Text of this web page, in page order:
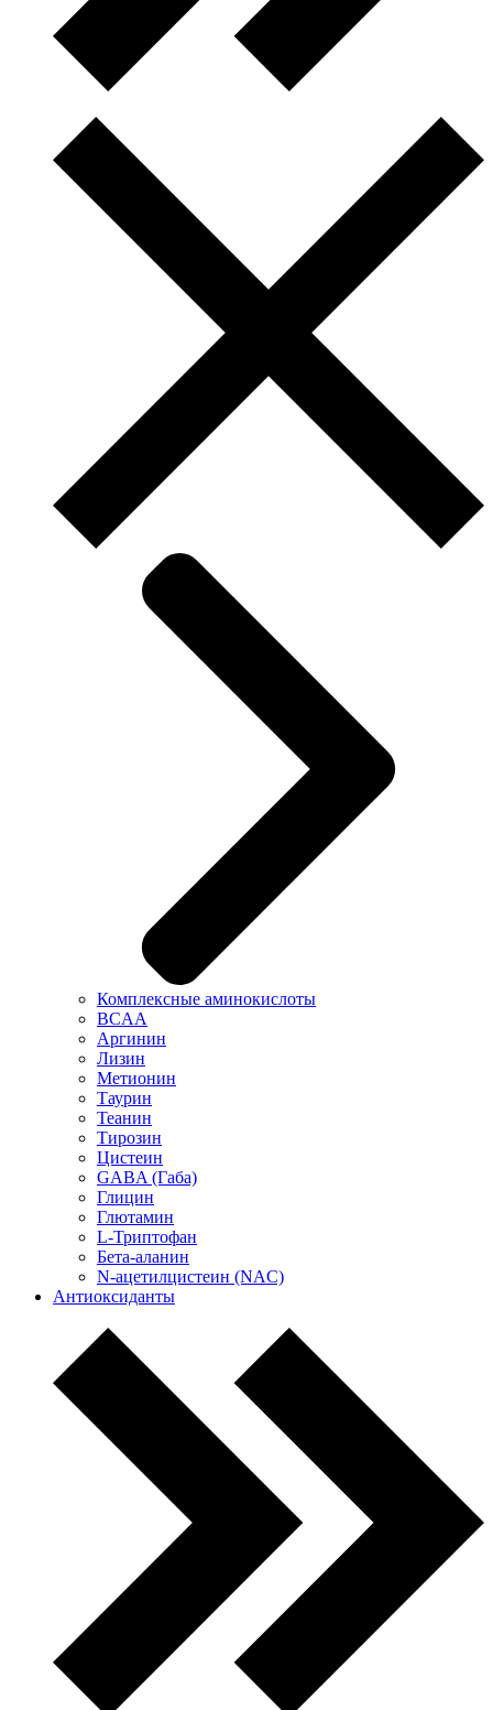
Комплексные аминокислоты
BCAA
Аргинин
Лизин
Метионин
Таурин
Теанин
Тирозин
Цистеин
GABA (Габа)
Глицин
Глютамин
L-Триптофан
Бета-аланин
N-ацетилцистеин (NAC)
Антиоксиданты